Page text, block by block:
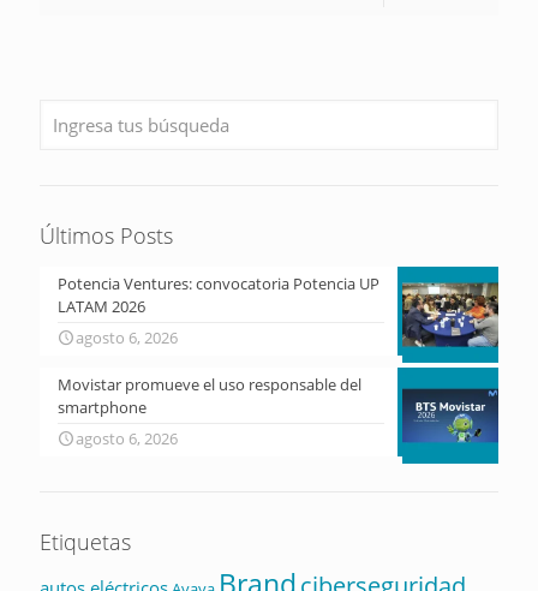
Últimos Posts
Potencia Ventures: convocatoria Potencia UP
LATAM 2026
agosto 6, 2026
Movistar promueve el uso responsable del
smartphone
agosto 6, 2026
Etiquetas